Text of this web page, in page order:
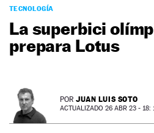
PODCAST
MOTOS
TECNOLOGÍA
SUPERCOCHES
PREMIOS
SERVICIOS
TECNOLOGÍA
La superbici
prepara Lotus
POR JUAN LUIS SOTO
ACTUALIZADO 26 ABR 23 - 18: